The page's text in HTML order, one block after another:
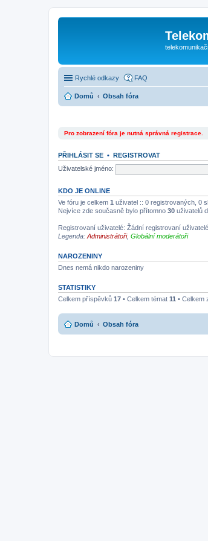
Rychlé odkazy FAQ
Domů Obsah fóra
Pro zobrazení fóra je nutná správná registrace.
PŘIHLÁSIT SE • REGISTROVAT
Uživatelské jméno:
KDO JE ONLINE
Ve fóru je celkem 1 uživatel :: 0 registrovaných, 0
Nejvíce zde současně bylo přítomno 30 uživatelů
Registrovaní uživatelé: Žádní registrovaní uživatelé
Legenda: Administrátoři, Globální moderátoři
NAROZENINY
Dnes nemá nikdo narozeniny
STATISTIKY
Celkem příspěvků 17 • Celkem témat 11 • Celkem
Domů Obsah fóra